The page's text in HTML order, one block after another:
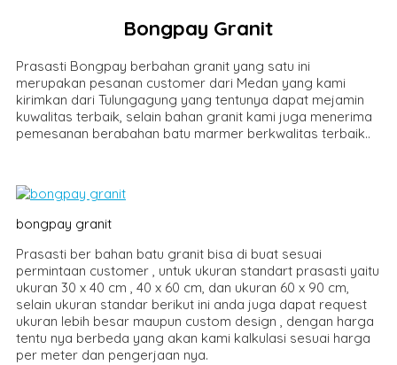
Bongpay Granit
Prasasti Bongpay berbahan granit yang satu ini
merupakan pesanan customer dari Medan yang kami
kirimkan dari Tulungagung yang tentunya dapat mejamin
kuwalitas terbaik, selain bahan granit kami juga menerima
pemesanan berabahan batu marmer berkwalitas terbaik..
bongpay granit
Prasasti ber bahan batu granit bisa di buat sesuai
permintaan customer , untuk ukuran standart prasasti yaitu
ukuran 30 x 40 cm , 40 x 60 cm, dan ukuran 60 x 90 cm,
selain ukuran standar berikut ini anda juga dapat request
ukuran lebih besar maupun custom design , dengan harga
tentu nya berbeda yang akan kami kalkulasi sesuai harga
per meter dan pengerjaan nya.